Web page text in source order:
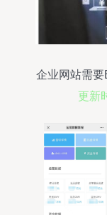
企业网站需
更新